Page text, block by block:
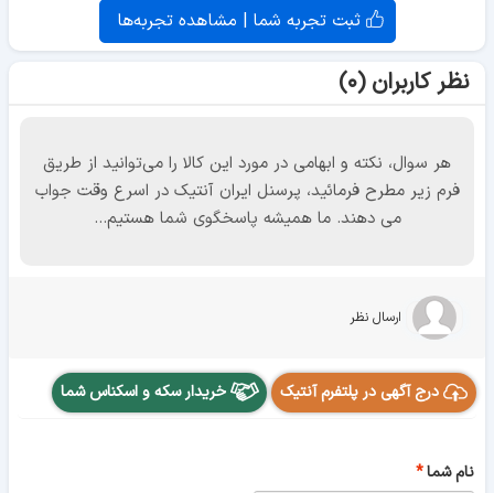
ثبت تجربه شما | مشاهده تجربه‌ها
نظر کاربران (۰)
هر سوال، نکته و ابهامی در مورد این کالا را می‌توانید از طریق
فرم زیر مطرح فرمائید، پرسنل ایران آنتیک در اسرع وقت جواب
می دهند. ما همیشه پاسخگوی شما هستیم...
ارسال نظر
درج آگهی در پلتفرم آنتیک خریدار سکه و اسکناس شما
نام شما